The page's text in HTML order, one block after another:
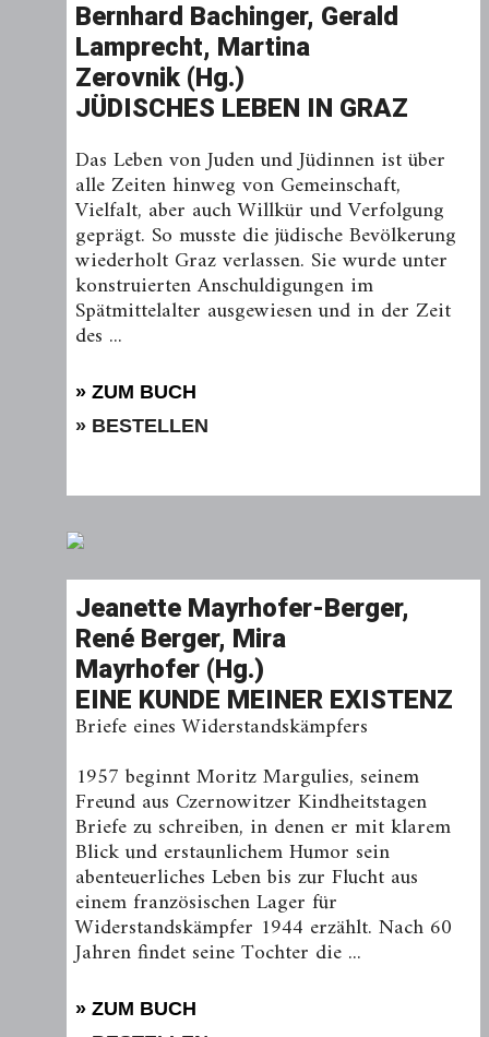
Bernhard Bachinger, Gerald
Lamprecht, Martina
Zerovnik (Hg.)
JÜDISCHES LEBEN IN GRAZ
Das Leben von Juden und Jüdinnen ist über
alle Zeiten hinweg von Gemeinschaft,
Vielfalt, aber auch Willkür und Verfolgung
geprägt. So musste die jüdische Bevölkerung
wiederholt Graz verlassen. Sie wurde unter
konstruierten Anschuldigungen im
Spätmittelalter ausgewiesen und in der Zeit
des ...
» ZUM BUCH
» BESTELLEN
Jeanette Mayrhofer-Berger,
René Berger, Mira
Mayrhofer (Hg.)
EINE KUNDE MEINER EXISTENZ
Briefe eines Widerstandskämpfers
1957 beginnt Moritz Margulies, seinem
Freund aus Czernowitzer Kindheitstagen
Briefe zu schreiben, in denen er mit klarem
Blick und erstaunlichem Humor sein
abenteuerliches Leben bis zur Flucht aus
einem französischen Lager für
Widerstandskämpfer 1944 erzählt. Nach 60
Jahren findet seine Tochter die ...
» ZUM BUCH